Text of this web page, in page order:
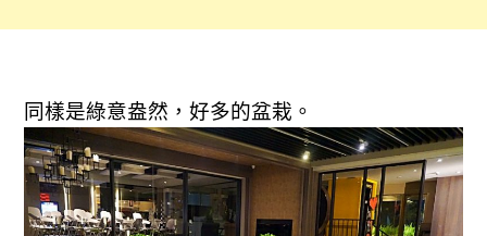
同樣是綠意盎然，好多的盆栽。